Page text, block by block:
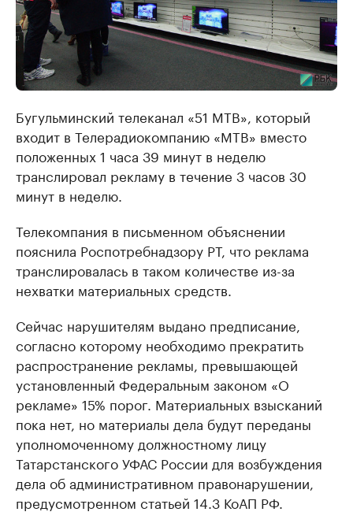
Бугульминский телеканал «51 МТВ», который
входит в Телерадиокомпанию «МТВ» вместо
положенных 1 часа 39 минут в неделю
транслировал рекламу в течение 3 часов 30
минут в неделю.
Телекомпания в письменном объяснении
пояснила Роспотребнадзору РТ, что реклама
транслировалась в таком количестве из-за
нехватки материальных средств.
Сейчас нарушителям выдано предписание,
согласно которому необходимо прекратить
распространение рекламы, превышающей
установленный Федеральным законом «О
рекламе» 15% порог. Материальных взысканий
пока нет, но материалы дела будут переданы
уполномоченному должностному лицу
Татарстанского УФАС России для возбуждения
дела об административном правонарушении,
предусмотренном статьей 14.3 КоАП РФ.